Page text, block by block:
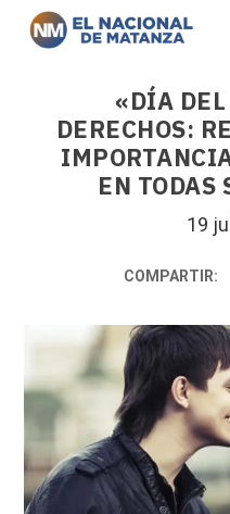
«DÍA
DERECHOS:
EN TODAS
19
COMPARTIR: